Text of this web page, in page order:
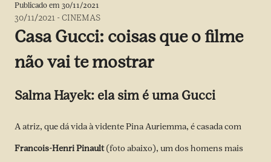
Publicado em 30/11/2021
30/11/2021 -CINEMAS
Casa Gucci: coisas que o filme
não vai te mostrar
Salma Hayek: ela sim é uma Gucci
A atriz, que dá vida à vidente Pina Auriemma, é casada com
Francois-Henri Pinault(foto abaixo), um dos homens mais